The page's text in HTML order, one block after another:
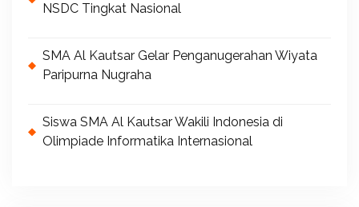
NSDC Tingkat Nasional
SMA Al Kautsar Gelar Penganugerahan Wiyata
Paripurna Nugraha
Siswa SMA Al Kautsar Wakili Indonesia di
Olimpiade Informatika Internasional